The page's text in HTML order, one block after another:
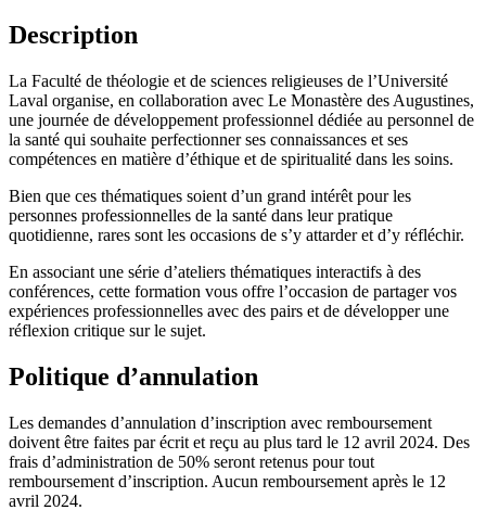
Description
La Faculté de théologie et de sciences religieuses de l’Université
Laval organise, en collaboration avec Le Monastère des Augustines,
une journée de développement professionnel dédiée au personnel de
la santé qui souhaite perfectionner ses connaissances et ses
compétences en matière d’éthique et de spiritualité dans les soins.
Bien que ces thématiques soient d’un grand intérêt pour les
personnes professionnelles de la santé dans leur pratique
quotidienne, rares sont les occasions de s’y attarder et d’y réfléchir.
En associant une série d’ateliers thématiques interactifs à des
conférences, cette formation vous offre l’occasion de partager vos
expériences professionnelles avec des pairs et de développer une
réflexion critique sur le sujet.
Politique d’annulation
Les demandes d’annulation d’inscription avec remboursement
doivent être faites par écrit et reçu au plus tard le 12 avril 2024. Des
frais d’administration de 50% seront retenus pour tout
remboursement d’inscription. Aucun remboursement après le 12
avril 2024.